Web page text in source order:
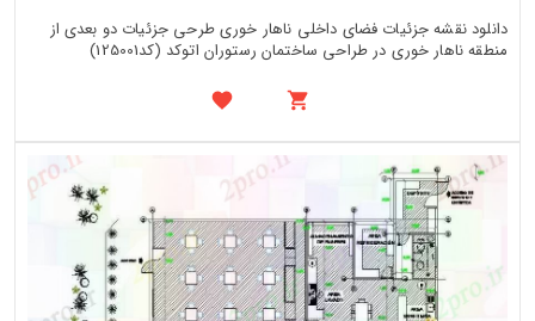
دانلود نقشه جزئیات فضای داخلی ناهار خوری طرحی جزئیات دو بعدی از
منطقه ناهار خوری در طراحی ساختمان رستوران اتوکد (کد125001)